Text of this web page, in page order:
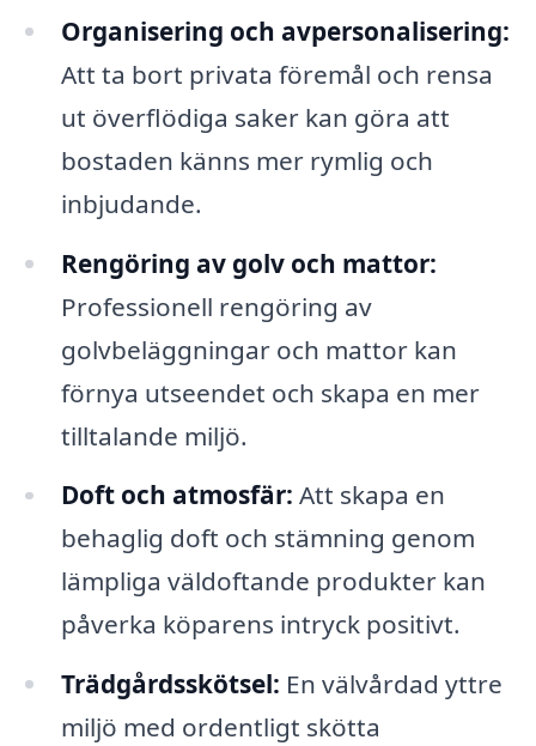
Organisering och avpersonalisering:
Att ta bort privata föremål och rensa
ut överflödiga saker kan göra att
bostaden känns mer rymlig och
inbjudande.
Rengöring av golv och mattor:
Professionell rengöring av
golvbeläggningar och mattor kan
förnya utseendet och skapa en mer
tilltalande miljö.
Doft och atmosfär: Att skapa en
behaglig doft och stämning genom
lämpliga väldoftande produkter kan
påverka köparens intryck positivt.
Trädgårdsskötsel: En välvårdad yttre
miljö med ordentligt skötta